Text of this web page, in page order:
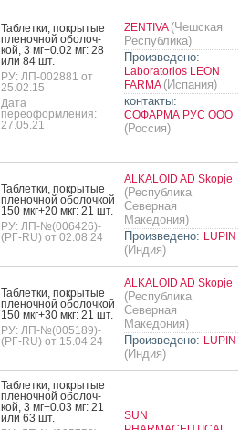
Таб­летки, пок­ры­тые
пле­ноч­ной обо­лоч­
кой, 3 мг+0.02 мг: 28
или 84 шт.
РУ: ЛП-002881 от
25.02.15
Дата
переоформления:
27.05.21
ZENTIVA (Чешская
Республика)
Произведено:
Laboratorios LEON
FARMA (Испания)
контакты:
СОФАРМА РУС ООО
(Россия)
Таб­летки, пок­ры­тые
пле­ноч­ной обо­лоч­кой
150 мкг+20 мкг: 21 шт.
РУ: ЛП-№(006426)-
(РГ-RU) от 02.08.24
ALKALOID AD Skopje
(Республика
Северная
Македония)
Произведено: LUPIN
(Индия)
Таб­летки, пок­ры­тые
пле­ноч­ной обо­лоч­кой
150 мкг+30 мкг: 21 шт.
РУ: ЛП-№(005189)-
(РГ-RU) от 15.04.24
ALKALOID AD Skopje
(Республика
Северная
Македония)
Произведено: LUPIN
(Индия)
Таб­летки, пок­ры­тые
пле­ноч­ной обо­лоч­
кой, 3 мг+0.03 мг: 21
или 63 шт.
SUN